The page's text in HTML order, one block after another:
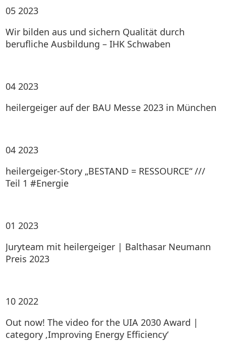
05 2023
Wir bilden aus und sichern Qualität durch
berufliche Ausbildung – IHK Schwaben
04 2023
heilergeiger auf der BAU Messe 2023 in München
04 2023
heilergeiger-Story „BESTAND = RESSOURCE“ ///
Teil 1 #Energie
01 2023
Juryteam mit heilergeiger | Balthasar Neumann
Preis 2023
10 2022
Out now! The video for the UIA 2030 Award |
category ‚Improving Energy Efficiency‘